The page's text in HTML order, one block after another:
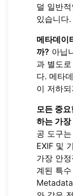
덜 일반
있습니다
메타데이
까? 아닙
과 별도
다. 메타
이 저하
모든 중
하는 가
공 도구
EXIF 및
가장 안
계된 특